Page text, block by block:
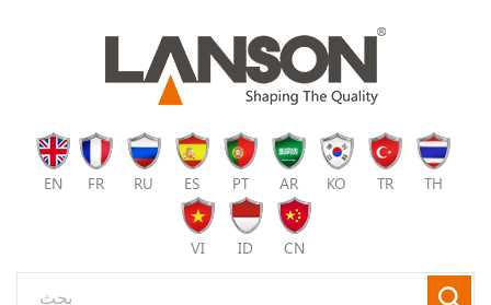
EN FR RU ES PT AR KO TR TH
VI ID CN